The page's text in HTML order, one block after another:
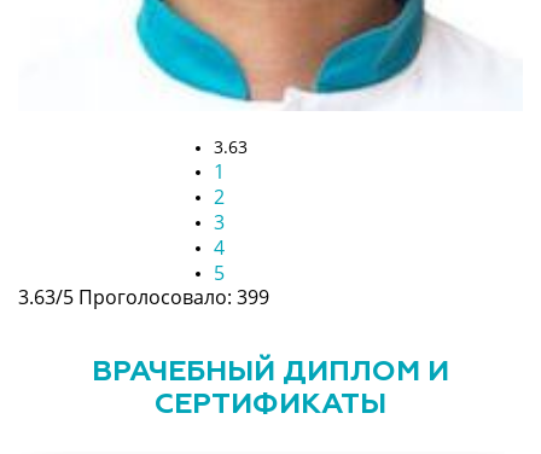
3.63
1
2
3
4
5
3.63/5 Проголосовало: 399
ВРАЧЕБНЫЙ ДИПЛОМ И
СЕРТИФИКАТЫ